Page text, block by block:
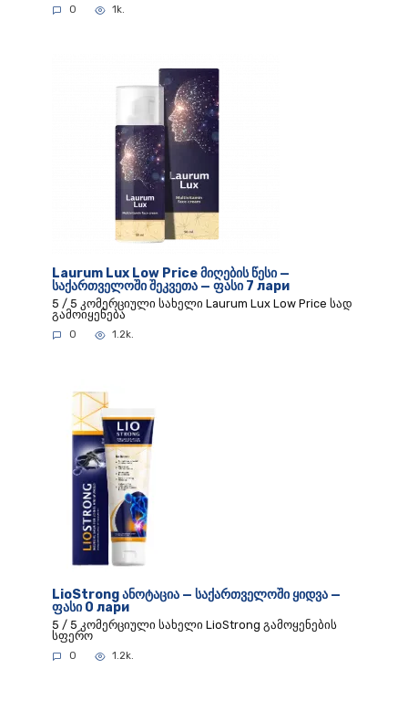
0 1k.
Laurum Lux Low Price მიღების წესი —
საქართველოში შეკვეთა — ფასი 7 лари
5 / 5 კომერციული სახელი Laurum Lux Low Price სად
გამოიყენება
0 1.2k.
LioStrong ანოტაცია — საქართველოში ყიდვა —
ფასი 0 лари
5 / 5 კომერციული სახელი LioStrong გამოყენების
სფერო
0 1.2k.